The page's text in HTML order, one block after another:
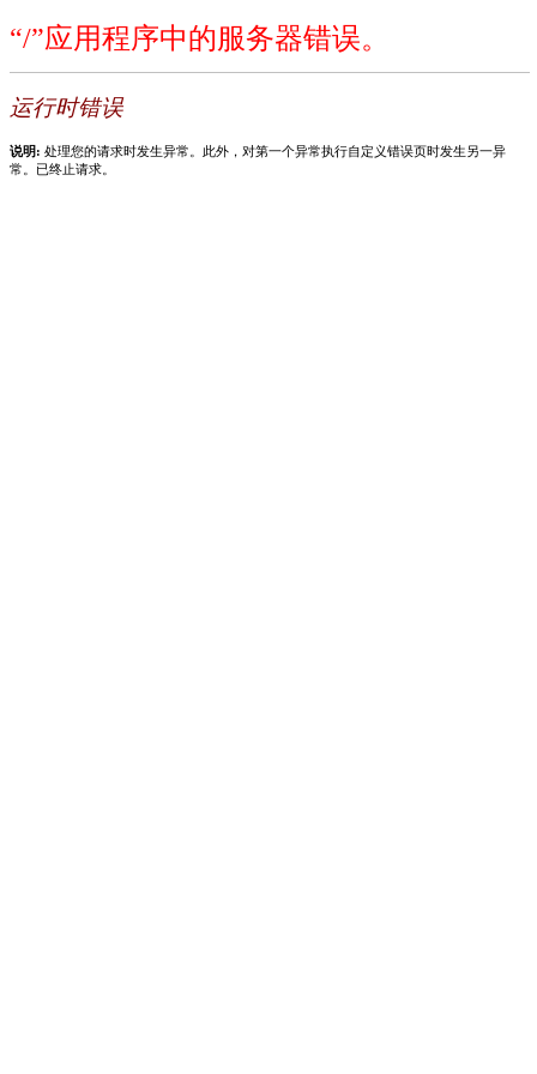
“/”应用程序中的服务器错误。
运行时错误
说明: 处理您的请求时发生异常。此外，对第一个异常执行自定义错误页时发生另一异
常。已终止请求。